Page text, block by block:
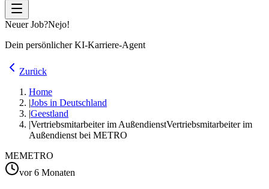
Neuer Job?Nejo!
Dein persönlicher KI-Karriere-Agent
Zurück
Home
|Jobs in Deutschland
|Geestland
|Vertriebsmitarbeiter im AußendienstVertriebsmitarbeiter im
Außendienst bei METRO
MEMETRO
vor 6 Monaten